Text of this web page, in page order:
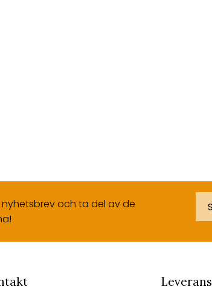
och ta del av de
Leverans